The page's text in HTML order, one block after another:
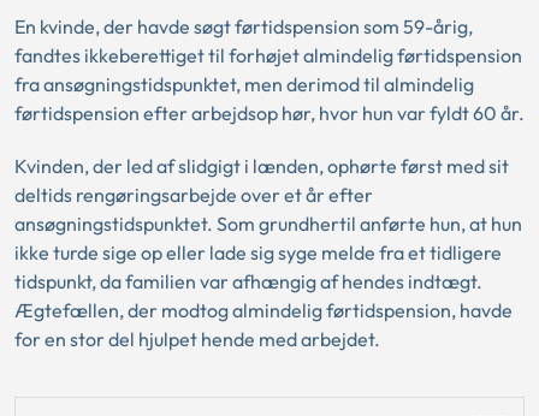
En kvinde, der havde søgt førtidspension som 59-årig,
fandtes ikkeberettiget til forhøjet almindelig førtidspension
fra ansøgningstidspunktet, men derimod til almindelig
førtidspension efter arbejdsop hør, hvor hun var fyldt 60 år.
Kvinden, der led af slidgigt i lænden, ophørte først med sit
deltids rengøringsarbejde over et år efter
ansøgningstidspunktet. Som grundhertil anførte hun, at hun
ikke turde sige op eller lade sig syge melde fra et tidligere
tidspunkt, da familien var afhængig af hendes indtægt.
Ægtefællen, der modtog almindelig førtidspension, havde
for en stor del hjulpet hende med arbejdet.